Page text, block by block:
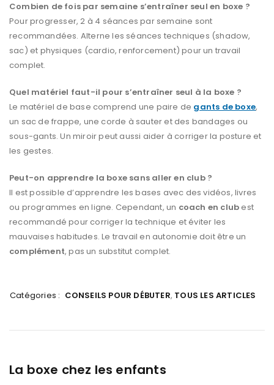
Combien de fois par semaine s’entraîner seul en boxe ?
Pour progresser, 2 à 4 séances par semaine sont
recommandées. Alterne les séances techniques (shadow,
sac) et physiques (cardio, renforcement) pour un travail
complet.
Quel matériel faut-il pour s’entraîner seul à la boxe ?
Le matériel de base comprend une paire de gants de boxe,
un sac de frappe, une corde à sauter et des bandages ou
sous-gants. Un miroir peut aussi aider à corriger la posture et
les gestes.
Peut-on apprendre la boxe sans aller en club ?
Il est possible d’apprendre les bases avec des vidéos, livres
ou programmes en ligne. Cependant, un coach en club est
recommandé pour corriger la technique et éviter les
mauvaises habitudes. Le travail en autonomie doit être un
complément, pas un substitut complet.
Catégories : CONSEILS POUR DÉBUTER, TOUS LES ARTICLES
La boxe chez les enfants